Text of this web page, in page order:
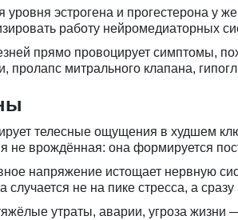
уровня эстрогена и прогестерона у
работу нейромедиаторных
прямо провоцирует симптомы,
пролапс митрального клапана,
телесные ощущения в худшем
не врождённая: она формируется
напряжение истощает нервную
не на пике стресса, а
утраты, аварии, угроза жизни